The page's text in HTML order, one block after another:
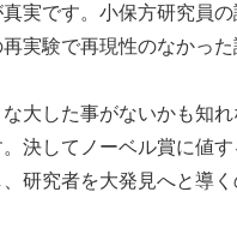
実です。小保方研究員
実験で再現性のなかっ
大した事がないかも知
決してノーベル賞に値
研究者を大発見へと導